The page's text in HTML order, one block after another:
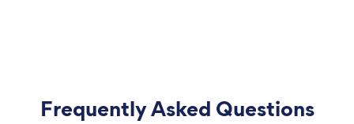
Frequently Asked Questions